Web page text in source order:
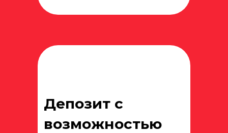
Депозит с
возможностью